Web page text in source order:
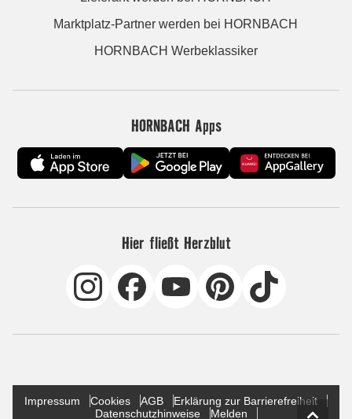
Marktplatz-Partner werden bei HORNBACH
HORNBACH Werbeklassiker
HORNBACH Apps
Hier fließt Herzblut
Impressum Cookies AGB
Erklärung zur Barrierefreiheit
Datenschutzhinweise
Melden